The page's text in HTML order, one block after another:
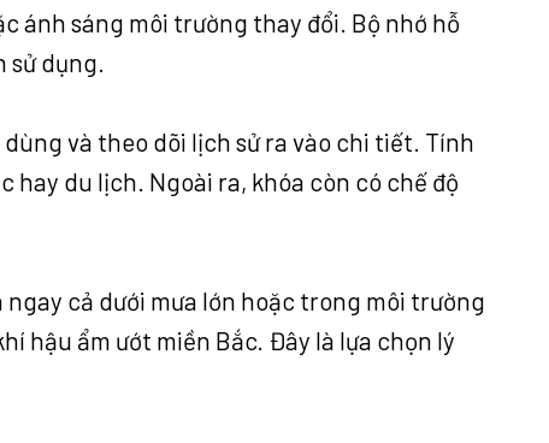
ánh sáng môi trường thay đổi. Bộ nhớ hỗ
sử dụng.
và theo dõi lịch sử ra vào chi tiết. Tính
du lịch. Ngoài ra, khóa còn có chế độ
ngay cả dưới mưa lớn hoặc trong môi trường
hậu ẩm ướt miền Bắc. Đây là lựa chọn lý